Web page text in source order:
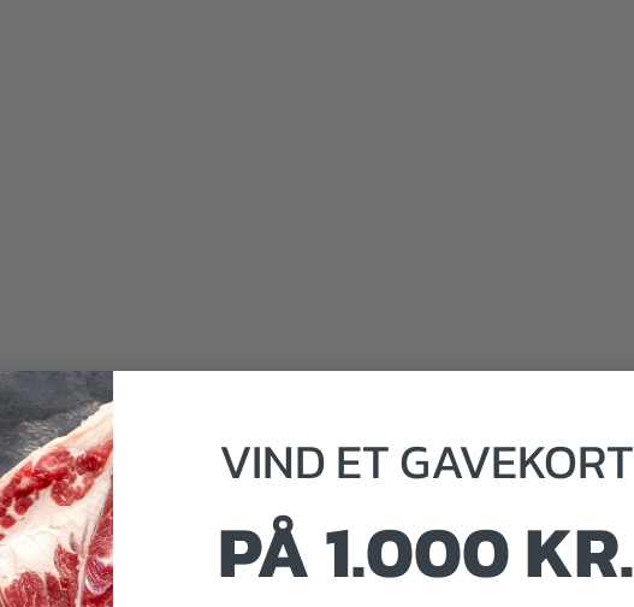
VINDETGAVEKORT
PÅ 1.000 KR.